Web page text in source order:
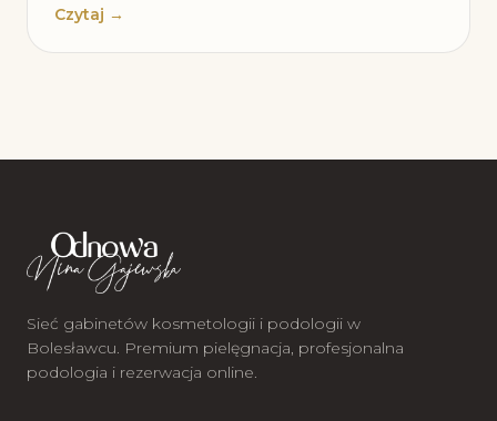
Czytaj →
Sieć gabinetów kosmetologii i podologii w
Bolesławcu. Premium pielęgnacja, profesjonalna
podologia i rezerwacja online.